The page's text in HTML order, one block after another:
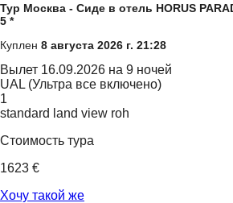
Тур Москва - Сиде в отель HORUS
5 *
Куплен 8 августа 2026 г. 21:28
Вылет 16.09.2026 на 9 ночей
UAL (Ультра все включено)
1
standard land view roh
Стоимость тура
1623 €
Хочу такой же